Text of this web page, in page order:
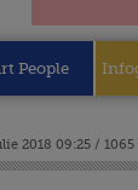
People
2018 09:25 /